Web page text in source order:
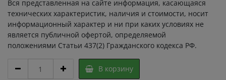
Вся представленная на сайте информация, касающаяся
технических характеристик, наличия и стоимости, носит
информационный характер и ни при каких условиях не
является публичной офертой, определяемой
положениями Статьи 437(2) Гражданского кодекса РФ.
СОЕДИНИТЕЛЬ
КАРДАННЫЙ
В корзину